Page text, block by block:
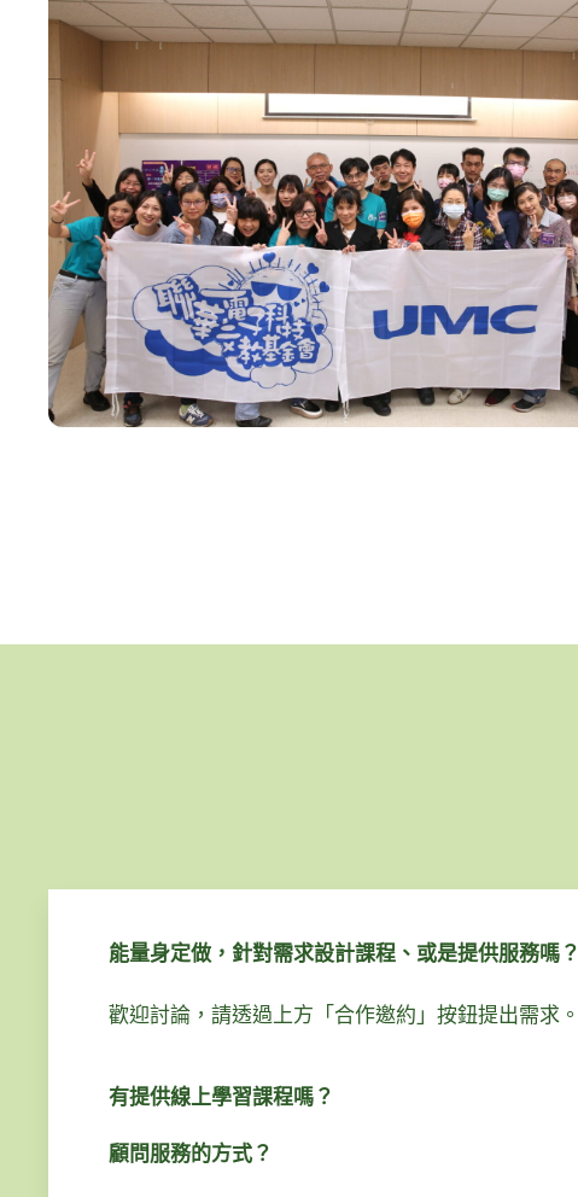
能量身定做，針對需求設計課程、或是提供服務嗎？
歡迎討論，請透過上方「合作邀約」按鈕提出需求。
有提供線上學習課程嗎？
顧問服務的方式？